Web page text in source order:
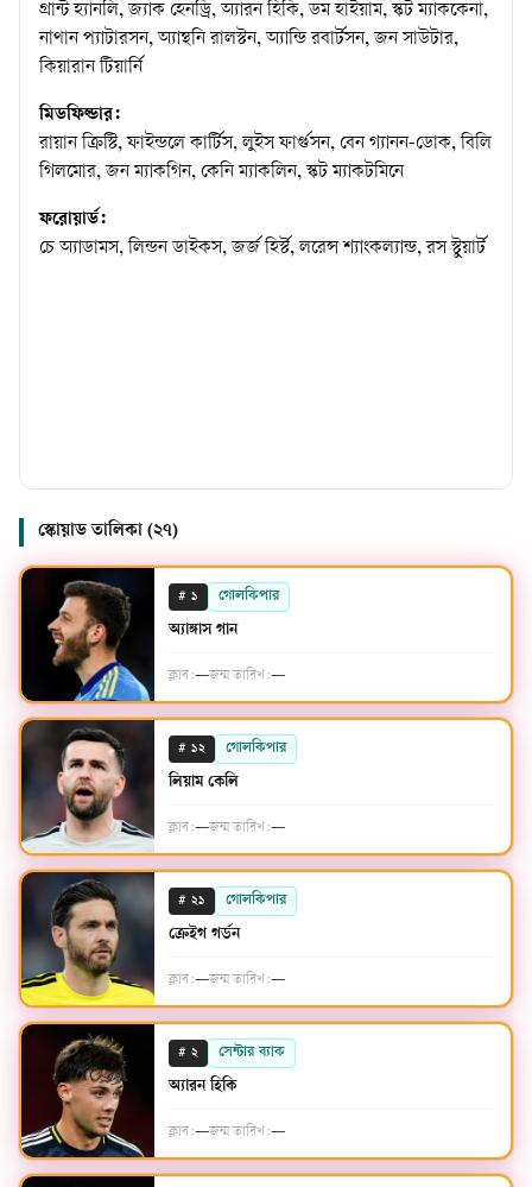
গ্রান্ট হ্যানলি, জ্যাক হেনড্রি, অ্যারন হিকি, ডম হাইয়াম, স্কট ম্যাককেনা,
নাথান প্যাটারসন, অ্যান্থনি রালস্টন, অ্যান্ডি রবার্টসন, জন সাউটার,
কিয়ারান টিয়ার্নি
মিডফিল্ডার:
রায়ান ক্রিস্টি, ফাইন্ডলে কার্টিস, লুইস ফার্গুসন, বেন গ্যানন-ডোক, বিলি
গিলমোর, জন ম্যাকগিন, কেনি ম্যাকলিন, স্কট ম্যাকটমিনে
ফরোয়ার্ড:
চে অ্যাডামস, লিন্ডন ডাইকস, জর্জ হির্স্ট, লরেন্স শ্যাংকল্যান্ড, রস স্টুয়ার্ট
স্কোয়াড তালিকা (২৭)
# ১ গোলকিপার
অ্যাঙ্গাস গান
ক্লাব:—জন্ম তারিখ:—
# ১২ গোলকিপার
লিয়াম কেলি
ক্লাব:—জন্ম তারিখ:—
# ২১ গোলকিপার
ক্রেইগ গর্ডন
ক্লাব:—জন্ম তারিখ:—
# ২ সেন্টার ব্যাক
অ্যারন হিকি
ক্লাব:—জন্ম তারিখ:—